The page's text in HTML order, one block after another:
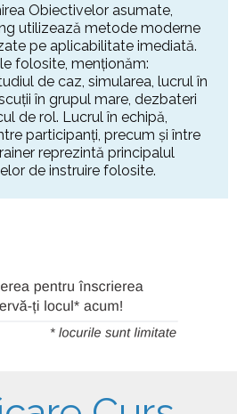
Obiectivelor asumate,
utilizează metode moderne
pe aplicabilitate imediată.
folosite, menționăm:
de caz, simularea, lucrul în
în grupul mare, dezbateri
de rol. Lucrul în echipă,
participanți, precum și între
reprezintă principalul
de instruire folosite.